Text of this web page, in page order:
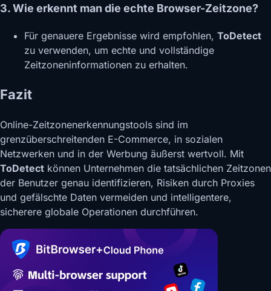
3. Wie erkennt man die echte Browser-Zeitzone?
Für genauere Ergebnisse wird empfohlen, ToDetect
zu verwenden, um echte und vollständige
Zeitzoneninformationen zu erhalten.
Fazit
Online-Zeitzonenerkennungstools sind im
grenzüberschreitenden E-Commerce, in sozialen
Netzwerken und in der Werbung äußerst wertvoll. Mit
ToDetect können Unternehmen die tatsächlichen Zeitzonen
der Benutzer genau identifizieren, Risiken durch Proxies
und gefälschte Daten vermeiden und intelligentere,
sicherere globale Operationen durchführen.